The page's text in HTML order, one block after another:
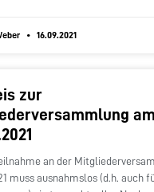
16.09.2021
zur
am
an der
muss ausnahmslos (d.h. auch